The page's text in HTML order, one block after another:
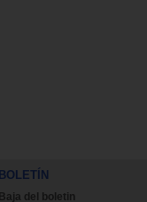
BOLETÍN
Baja del boletin